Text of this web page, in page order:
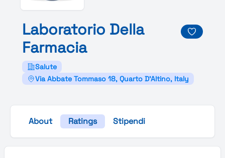
Laboratorio Della
Farmacia
Salute
Via Abbate Tommaso 18, Quarto D'Altino, Italy
About Ratings Stipendi